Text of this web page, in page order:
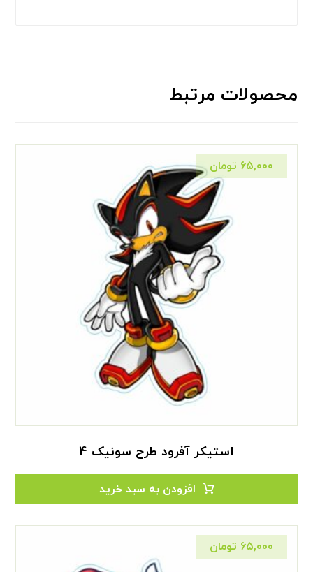
محصولات مرتبط
استیکر آفرود طرح سونیک 4
۶۵,۰۰۰ تومان
افزودن به سبد خرید
۶۵,۰۰۰ تومان